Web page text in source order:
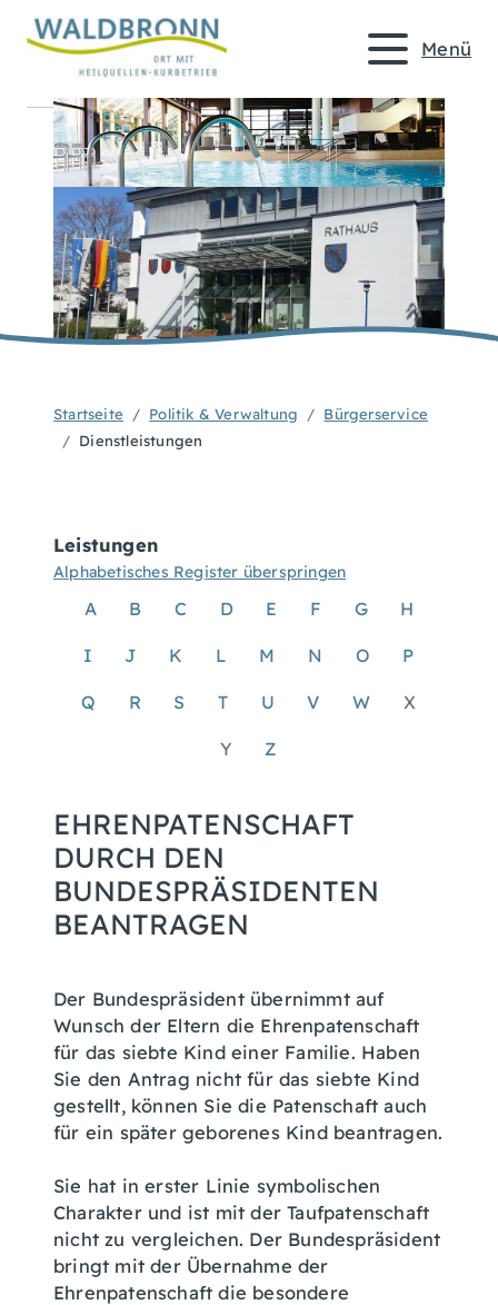
Menü
Startseite Politik & Verwaltung
Bürgerservice
Dienstleistungen
Leistungen
Alphabetisches Register überspringen
A B C D E F G H
I J K L M N O P
Q R S T U V W X
Y Z
EHRENPATENSCHAFT
DURCH DEN
BUNDESPRÄSIDENTEN
BEANTRAGEN
Der Bundespräsident übernimmt auf
Wunsch der Eltern die Ehrenpatenschaft
für das siebte Kind einer Familie. Haben
Sie den Antrag nicht für das siebte Kind
gestellt, können Sie die Patenschaft auch
für ein später geborenes Kind beantragen.
Sie hat in erster Linie symbolischen
Charakter und ist mit der Taufpatenschaft
nicht zu vergleichen. Der Bundespräsident
bringt mit der Übernahme der
Ehrenpatenschaft die besondere